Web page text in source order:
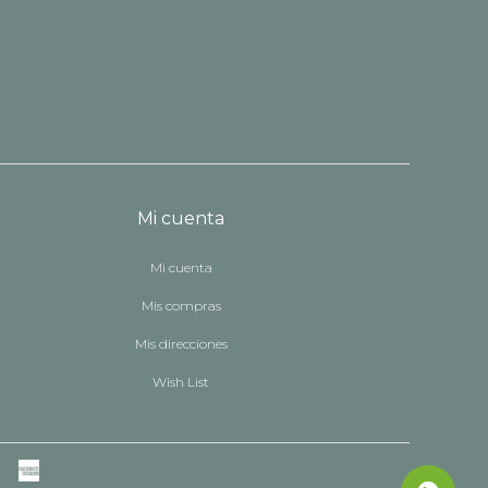
Mi cuenta
Mi cuenta
Mis compras
Mis direcciones
Wish List